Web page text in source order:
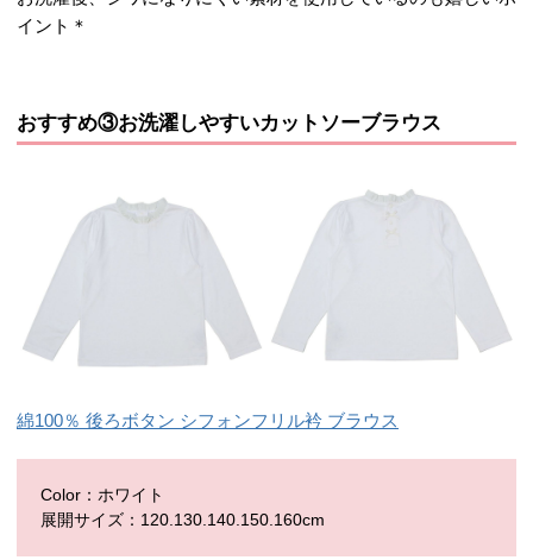
イント＊
おすすめ③お洗濯しやすいカットソーブラウス
綿100％ 後ろボタン シフォンフリル衿 ブラウス
Color：ホワイト
展開サイズ：120.130.140.150.160cm